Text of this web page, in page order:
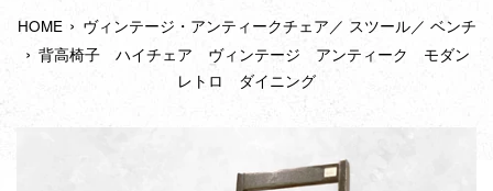
ュ
ー
HOME › ヴィンテージ・アンティークチェア／ スツール／ ベンチ
› 背高椅子 ハイチェア ヴィンテージ アンティーク モダン
レトロ ダイニング